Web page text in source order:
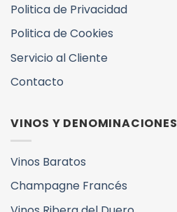
Politica de Privacidad
Politica de Cookies
Servicio al Cliente
Contacto
VINOS Y DENOMINACIONES
Vinos Baratos
Champagne Francés